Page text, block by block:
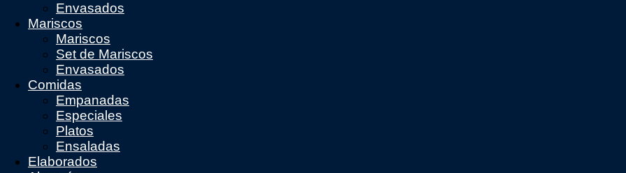
Envasados
Mariscos
Mariscos
Set de Mariscos
Envasados
Comidas
Empanadas
Especiales
Platos
Ensaladas
Elaborados